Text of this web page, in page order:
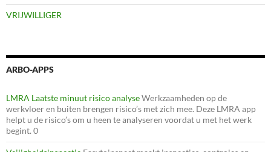
VRIJWILLIGER
ARBO-APPS
LMRA Laatste minuut risico analyseWerkzaamheden op de
werkvloer en buiten brengen risico’s met zich mee. Deze LMRA app
helpt u de risico’s om u heen te analyseren voordat u met het werk
begint. 0